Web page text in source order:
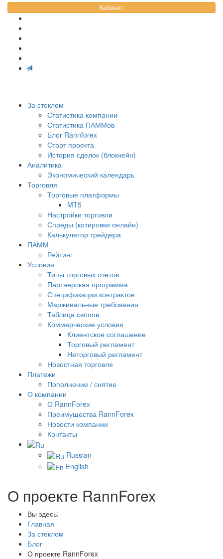
Кабинет
За стеклом
Статистика компании
Статистика ПАММов
Блог Rannforex
Старт проекта
История сделок (блокчейн)
Аналитика
Экономический календарь
Торговля
Торговые платформы
MT5
Настройки торговли
Спреды (котировки онлайн)
Калькулятор трейдера
ПАММ
Рейтинг
Условия
Типы торговых счетов
Партнерская программа
Спецификации контрактов
Маржинальные требования
Таблица свопов
Коммерческие условия
Клиентское соглашение
Торговый регламент
Неторговый регламент
Новостная торговля
Платежи
Пополнение / снятие
О компании
О RannForex
Преимущества RannForex
Новости компании
Контакты
Russian
English
О проекте RannForex
Вы здесь:
Главная
За стеклом
Блог
О проекте RannForex